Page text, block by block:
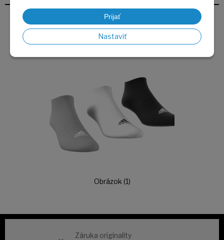
Prijať
Nastaviť
Fotogaléria
Obrázok (1)
Záruka originality